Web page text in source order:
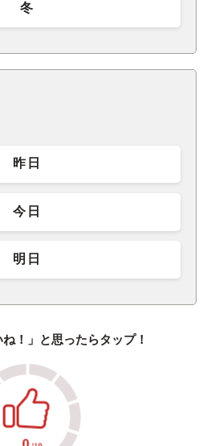
冬
昨日
今日
明日
！」と思ったらタップ！